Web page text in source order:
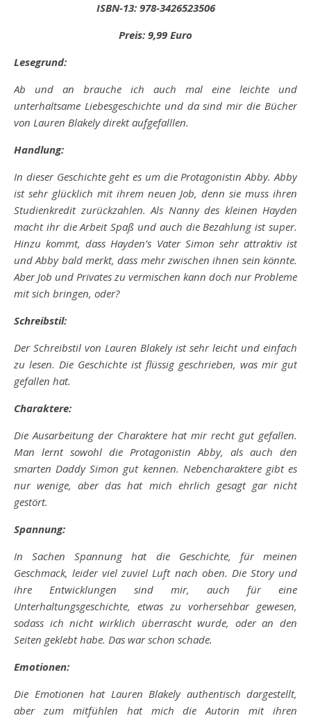
ISBN-13: 978-3426523506
Preis: 9,99 Euro
Lesegrund:
Ab und an brauche ich auch mal eine leichte und
unterhaltsame Liebesgeschichte und da sind mir die Bücher
von Lauren Blakely direkt aufgefalllen.
Handlung:
In dieser Geschichte geht es um die Protagonistin Abby. Abby
ist sehr glücklich mit ihrem neuen Job, denn sie muss ihren
Studienkredit zurückzahlen. Als Nanny des kleinen Hayden
macht ihr die Arbeit Spaß und auch die Bezahlung ist super.
Hinzu kommt, dass Hayden’s Vater Simon sehr attraktiv ist
und Abby bald merkt, dass mehr zwischen ihnen sein könnte.
Aber Job und Privates zu vermischen kann doch nur Probleme
mit sich bringen, oder?
Schreibstil:
Der Schreibstil von Lauren Blakely ist sehr leicht und einfach
zu lesen. Die Geschichte ist flüssig geschrieben, was mir gut
gefallen hat.
Charaktere:
Die Ausarbeitung der Charaktere hat mir recht gut gefallen.
Man lernt sowohl die Protagonistin Abby, als auch den
smarten Daddy Simon gut kennen. Nebencharaktere gibt es
nur wenige, aber das hat mich ehrlich gesagt gar nicht
gestört.
Spannung:
In Sachen Spannung hat die Geschichte, für meinen
Geschmack, leider viel zuviel Luft nach oben. Die Story und
ihre Entwicklungen sind mir, auch für eine
Unterhaltungsgeschichte, etwas zu vorhersehbar gewesen,
sodass ich nicht wirklich überrascht wurde, oder an den
Seiten geklebt habe. Das war schon schade.
Emotionen:
Die Emotionen hat Lauren Blakely authentisch dargestellt,
aber zum mitfühlen hat mich die Autorin mit ihren